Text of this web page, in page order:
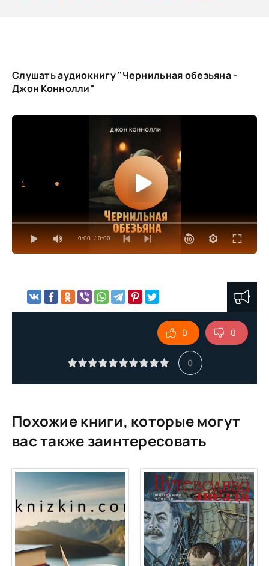
Слушать аудиокнигу "Чернильная обезьяна -
Джон Коннолли"
0:00 / 0:00
1
0
0 0
Похожие книги, которые могут
вас также заинтересовать